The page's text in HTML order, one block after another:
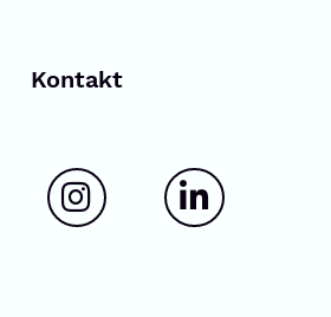
Kontakt